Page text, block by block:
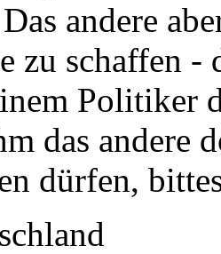
andere
zu schaffen -
Politiker
das andere
dürfen,